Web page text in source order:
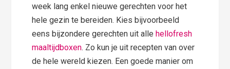
week lang enkel nieuwe gerechten voor het
hele gezin te bereiden. Kies bijvoorbeeld
eens bijzondere gerechten uit allehellofresh
maaltijdboxen. Zo kun je uit recepten van over
de hele wereld kiezen. Een goede manier om